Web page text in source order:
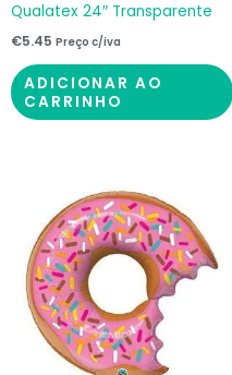
Qualatex 24″ Transparente
€5.45 Preço c/iva
ADICIONAR AO
CARRINHO